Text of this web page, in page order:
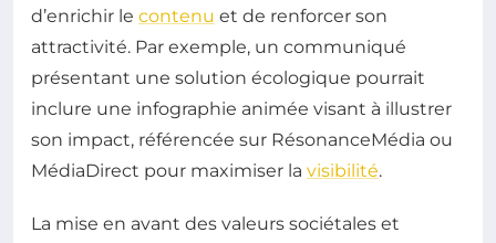
d’enrichir le contenu et de renforcer son
attractivité. Par exemple, un communiqué
présentant une solution écologique pourrait
inclure une infographie animée visant à illustrer
son impact, référencée sur RésonanceMédia ou
MédiaDirect pour maximiser la visibilité.
La mise en avant des valeurs sociétales et